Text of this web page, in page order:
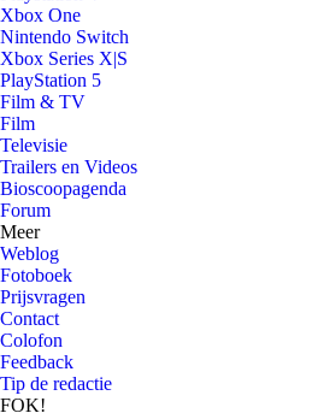
Xbox One
Nintendo Switch
Xbox Series X|S
PlayStation 5
Film & TV
Film
Televisie
Trailers en Videos
Bioscoopagenda
Forum
Meer
Weblog
Fotoboek
Prijsvragen
Contact
Colofon
Feedback
Tip de redactie
FOK!